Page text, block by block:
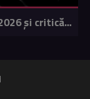
și critică...